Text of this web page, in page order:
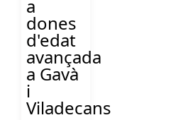
a
dones
d'edat
avançada
a Gavà
i
Viladecans